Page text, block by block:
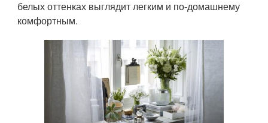
белых оттенках выглядит легким и по-домашнему
комфортным.